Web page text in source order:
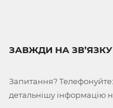
ЗАВЖДИ НА ЗВ’ЯЗКУ
Запитання? Телефонуйте:
детальнішу інформацію